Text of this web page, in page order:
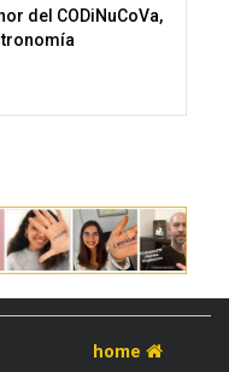
del CODiNuCoVa,
home